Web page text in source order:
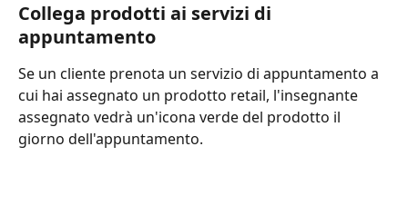
Collega prodotti ai servizi di
appuntamento
Se un cliente prenota un servizio di appuntamento a
cui hai assegnato un prodotto retail, l'insegnante
assegnato vedrà un'icona verde del prodotto il
giorno dell'appuntamento.